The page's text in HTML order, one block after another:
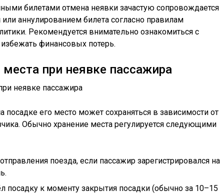
билетами отмена неявки зачастую сопровождается
аннулированием билета согласно правилам
Рекомендуется внимательно ознакомиться с
финансовых потерь.
места при неявке пассажира
посадке его место может сохраняться в зависимости от
Обычно хранение места регулируется следующими
поезда, если пассажир зарегистрировался на
посадку к моменту закрытия посадки (обычно за 10–15